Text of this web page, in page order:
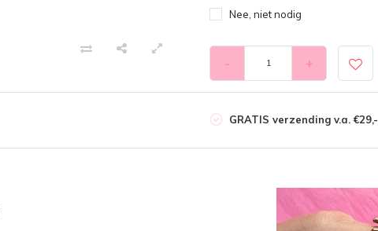
Nee, niet nodig
- +
GRATIS verzending v.a. €29,-